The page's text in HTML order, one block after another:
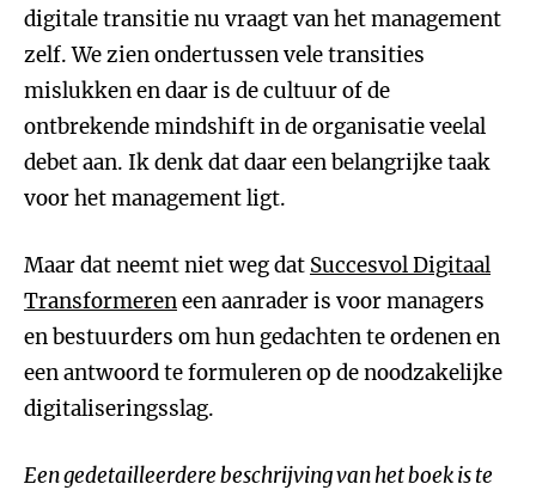
digitale transitie nu vraagt van het management
zelf. We zien ondertussen vele transities
mislukken en daar is de cultuur of de
ontbrekende mindshift in de organisatie veelal
debet aan. Ik denk dat daar een belangrijke taak
voor het management ligt.
Maar dat neemt niet weg dat Succesvol Digitaal
Transformereneen aanrader is voor managers
en bestuurders om hun gedachten te ordenen en
een antwoord te formuleren op de noodzakelijke
digitaliseringsslag.
Een gedetailleerdere beschrijving van het boek is te